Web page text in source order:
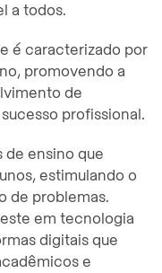
a todos.
é caracterizado por
promovendo a
de
profissional.
de ensino que
estimulando o
de problemas.
em tecnologia
digitais que
e